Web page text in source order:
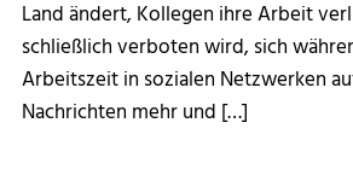
Land ändert, Kollegen ihre Arbeit
schließlich verboten wird, sich
Arbeitszeit in sozialen Netzwerken
Nachrichten mehr und […]